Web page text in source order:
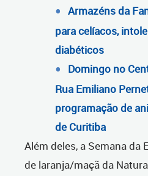
Armazéns da
para celíacos,
diabéticos
Domingo no
Rua Emiliano
programação de
de Curitiba
Além deles, a Semana da
de laranja/maçã da